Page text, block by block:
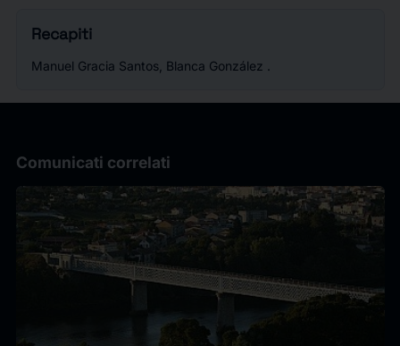
Recapiti
Manuel Gracia Santos, Blanca González .
Comunicati correlati